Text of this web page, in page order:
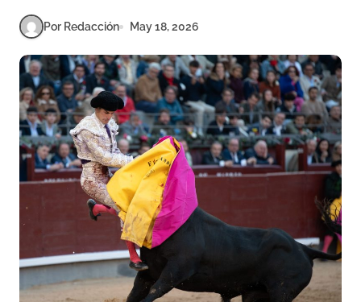
Por Redacción May 18, 2026